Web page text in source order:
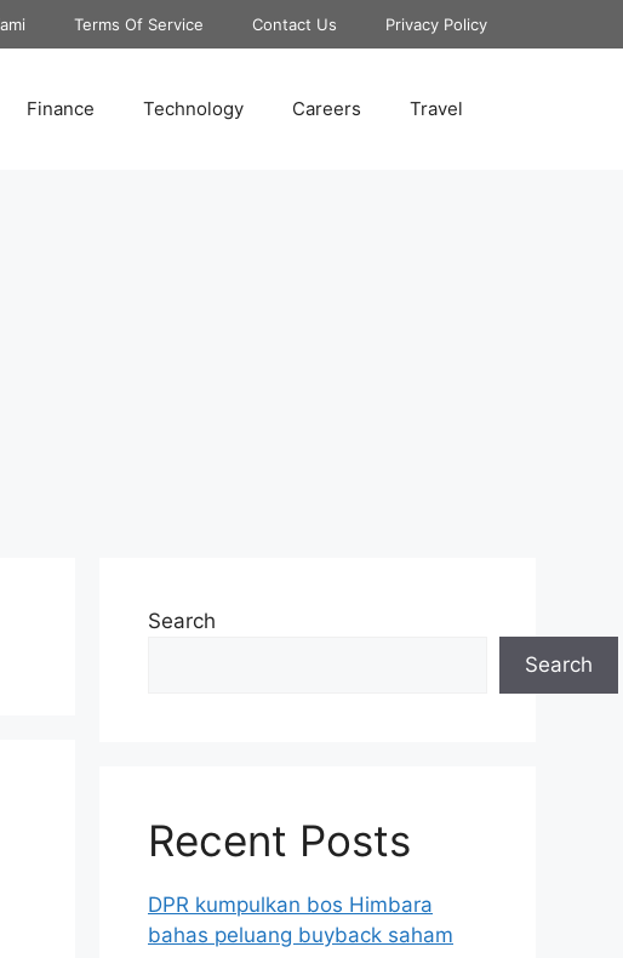
Terms Of Service Contact Us Privacy Policy
Finance Technology Careers Travel
Search
Search
Recent Posts
DPR kumpulkan bos Himbara
bahas peluang buyback saham